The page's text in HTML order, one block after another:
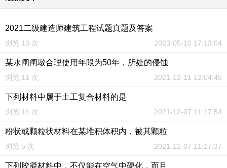
2021二级建造师建筑工程试题真题及答案
浏览 13 次 2023-05-10 17:13:04
某水闸闸墩合理使用年限为50年，所处的侵蚀
浏览 11 次 2021-12-11 12:04:45
下列材料中属于土工复合材料的是
浏览 14 次 2021-12-07 11:17:54
粉状或颗粒状材料在某堆积体积内，被其颗粒
浏览 5 次 2021-12-07 11:17:37
下列胶凝材料中，不仅能在空气中硬化，而且